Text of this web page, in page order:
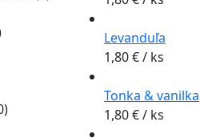
Levanduľa
1,80€/ ks
Tonka & vanilka
1,80€/ ks